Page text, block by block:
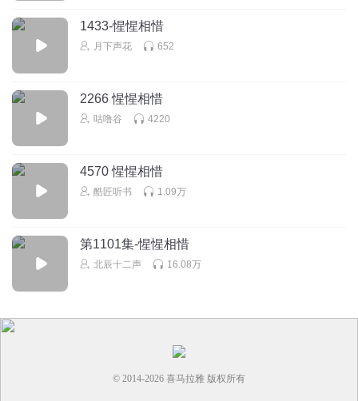
1433-惺惺相惜
月下声花 652
2266 惺惺相惜
咕噜谷 4220
4570 惺惺相惜
酷匠听书 1.09万
第1101集-惺惺相惜
北辰十二声 16.08万
© 2014-2026 喜马拉雅 版权所有